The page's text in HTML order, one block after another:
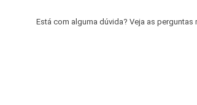
Está com alguma dúvida? Veja as